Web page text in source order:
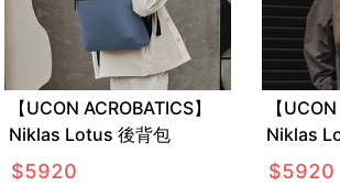
【UCON ACROBATICS】
Niklas Lotus 後背包
$5920
【
Niklas
$5920